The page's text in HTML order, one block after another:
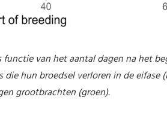
functie van het aantal dagen na het
hun broedsel verloren in de eifase
grootbrachten (groen).